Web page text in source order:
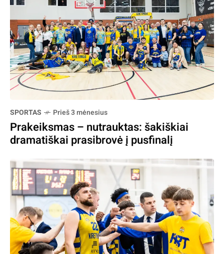
SPORTAS Prieš 3 mėnesius
Prakeiksmas – nutrauktas: šakiškiai
dramatiškai prasibrovė į pusfinalį